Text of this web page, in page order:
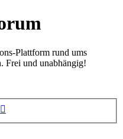
Plattform rund ums
Frei und unabhängig!